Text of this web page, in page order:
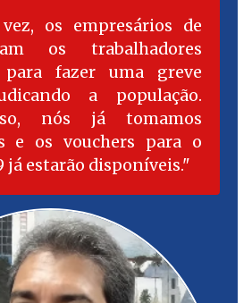
os empresários de
os trabalhadores
para fazer uma greve
a população.
nós já tomamos
e os vouchers para o
já estarão disponíveis.